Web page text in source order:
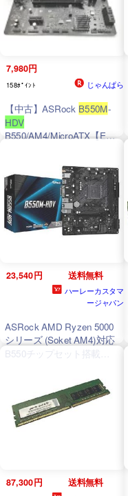
7,980円
158ﾎﾟｲﾝﾄ じゃんぱら
【中古】ASRock B550M-
HDV
B550/AM4/MicroATX【EC
23,540円 送料無料
ハーレーカスタマ
ージャパン
ASRock AMD Ryzen 5000
シリーズ (Soket AM4)対応
B550チップセット搭載
【国内正規代理店品】
HDV_並行輸入
87,300円 送料無料